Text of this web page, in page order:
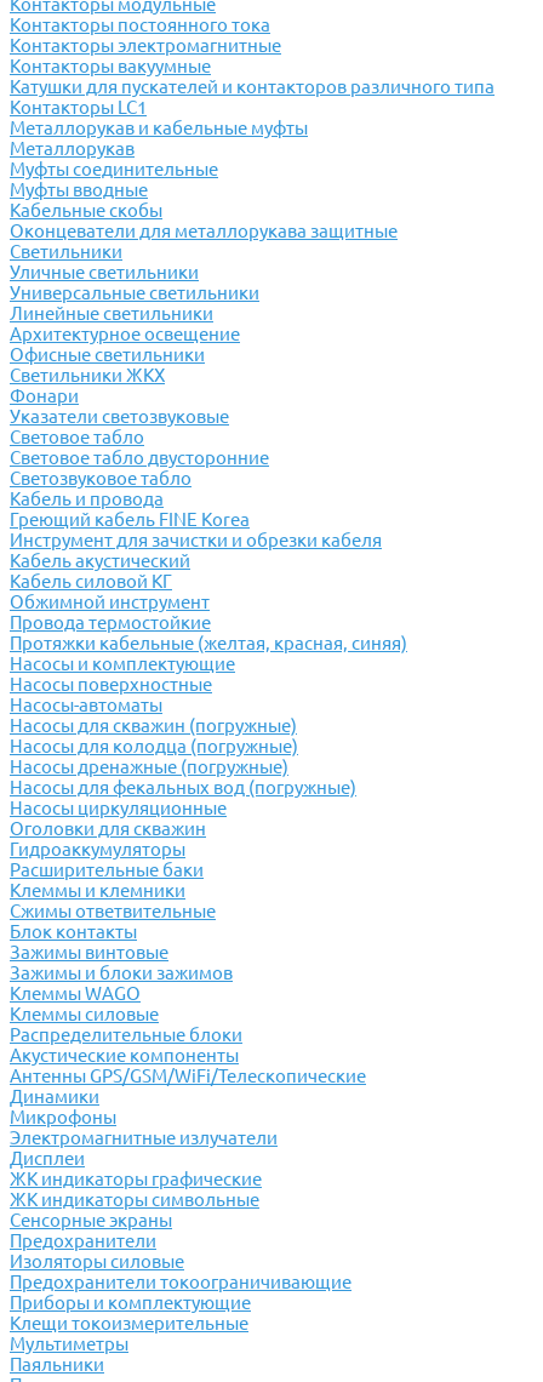
Контакторы модульные
Контакторы постоянного тока
Контакторы электромагнитные
Контакторы вакуумные
Катушки для пускателей и контакторов различного типа
Контакторы LC1
Металлорукав и кабельные муфты
Металлорукав
Муфты соединительные
Муфты вводные
Кабельные скобы
Оконцеватели для металлорукава защитные
Светильники
Уличные светильники
Универсальные светильники
Линейные светильники
Архитектурное освещение
Офисные светильники
Светильники ЖКХ
Фонари
Указатели светозвуковые
Световое табло
Световое табло двусторонние
Светозвуковое табло
Кабель и провода
Греющий кабель FINE Korea
Инструмент для зачистки и обрезки кабеля
Кабель акустический
Кабель силовой КГ
Обжимной инструмент
Провода термостойкие
Протяжки кабельные (желтая, красная, синяя)
Насосы и комплектующие
Насосы поверхностные
Насосы-автоматы
Насосы для скважин (погружные)
Насосы для колодца (погружные)
Насосы дренажные (погружные)
Насосы для фекальных вод (погружные)
Насосы циркуляционные
Оголовки для скважин
Гидроаккумуляторы
Расширительные баки
Клеммы и клемники
Cжимы ответвительные
Блок контакты
Зажимы винтовые
Зажимы и блоки зажимов
Клеммы WAGO
Клеммы силовые
Распределительные блоки
Акустические компоненты
Антенны GPS/GSM/WiFi/Телескопические
Динамики
Микрофоны
Электромагнитные излучатели
Дисплеи
ЖК индикаторы графические
ЖК индикаторы символьные
Сенсорные экраны
Предохранители
Изоляторы силовые
Предохранители токоограничивающие
Приборы и комплектующие
Клещи токоизмерительные
Мультиметры
Паяльники